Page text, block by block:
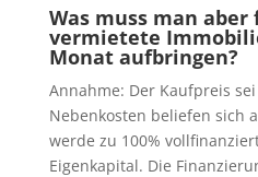
Was muss man aber
vermietete
Monat aufbringen?
Annahme: Der Kaufpreis
Nebenkosten beliefen sich
werde zu 100%
Eigenkapital. Die